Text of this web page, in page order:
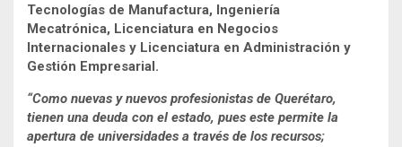
Tecnologías de Manufactura, Ingeniería
Mecatrónica, Licenciatura en Negocios
Internacionales y Licenciatura en Administración y
Gestión Empresarial.
“Como nuevas y nuevos profesionistas de Querétaro,
tienen una deuda con el estado, pues este permite la
apertura de universidades a través de los recursos;